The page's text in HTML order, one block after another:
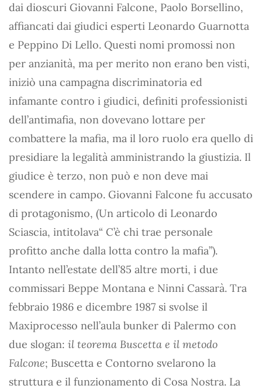
dai dioscuri Giovanni Falcone, Paolo Borsellino,
affiancati dai giudici esperti Leonardo Guarnotta
e Peppino Di Lello. Questi nomi promossi non
per anzianità, ma per merito non erano ben visti,
iniziò una campagna discriminatoria ed
infamante contro i giudici, definiti professionisti
dell’antimafia, non dovevano lottare per
combattere la mafia, ma il loro ruolo era quello di
presidiare la legalità amministrando la giustizia. Il
giudice è terzo, non può e non deve mai
scendere in campo. Giovanni Falcone fu accusato
di protagonismo, (Un articolo di Leonardo
Sciascia, intitolava“ C’è chi trae personale
profitto anche dalla lotta contro la mafia”).
Intanto nell’estate dell’85 altre morti, i due
commissari Beppe Montana e Ninni Cassarà. Tra
febbraio 1986 e dicembre 1987 si svolse il
Maxiprocesso nell’aula bunker di Palermo con
due slogan: il teorema Buscetta e il metodo
Falcone; Buscetta e Contorno svelarono la
struttura e il funzionamento di Cosa Nostra. La